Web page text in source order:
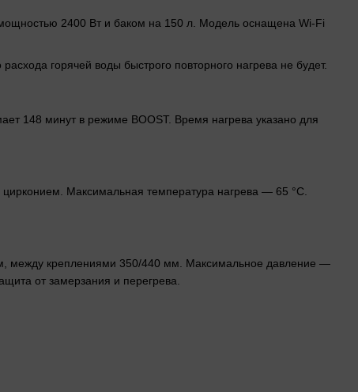
2400 Вт и баком на 150 л. Модель оснащена Wi-Fi
горячей воды быстрого повторного нагрева не будет.
148 минут в режиме BOOST. Время нагрева указано для
Максимальная температура нагрева — 65 °C.
между креплениями 350/440 мм. Максимальное давление —
от замерзания и перегрева.